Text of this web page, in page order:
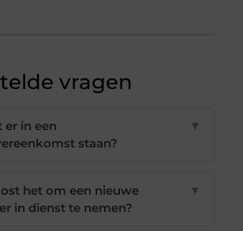
vragen
er in een
staan?
▼
het om een nieuwe
in dienst te nemen?
▼